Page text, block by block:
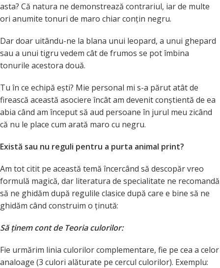
asta? Că natura ne demonstrează contrariul, iar de multe
ori anumite tonuri de maro chiar conțin negru.
Dar doar uitându-ne la blana unui leopard, a unui ghepard
sau a unui tigru vedem cât de frumos se pot îmbina
tonurile acestora două.
Tu în ce echipă ești? Mie personal mi s-a părut atât de
firească această asociere încât am devenit conștientă de ea
abia când am început să aud persoane în jurul meu zicând
că nu le place cum arată maro cu negru.
Există sau nu reguli pentru a purta animal print?
Am tot citit pe această temă încercând să descopăr vreo
formulă magică, dar literatura de specialitate ne recomandă
să ne ghidăm după regulile clasice după care e bine să ne
ghidăm când construim o ținută:
Să ținem cont de Teoria culorilor:
Fie urmărim linia culorilor complementare, fie pe cea a celor
analoage (3 culori alăturate pe cercul culorilor). Exemplu: